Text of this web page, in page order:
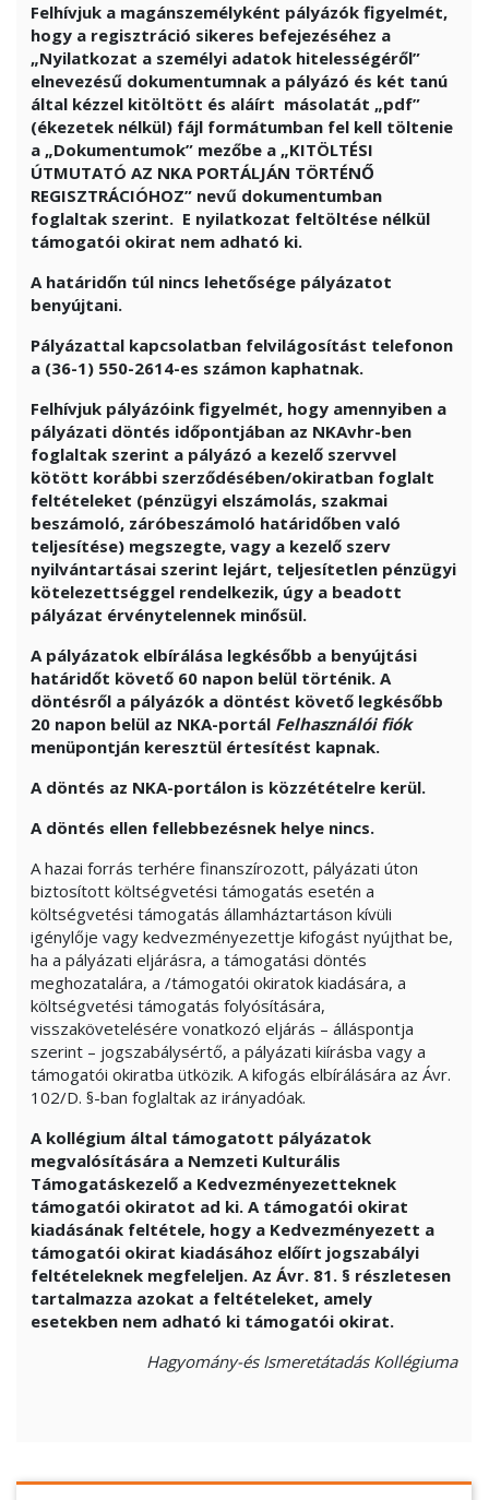
Felhívjuk a magánszemélyként pályázók figyelmét,
hogy a regisztráció sikeres befejezéséhez a
„Nyilatkozat a személyi adatok hitelességéről”
elnevezésű dokumentumnak a pályázó és két tanú
által kézzel kitöltött és aláírt másolatát „pdf”
(ékezetek nélkül) fájl formátumban fel kell töltenie
a „Dokumentumok” mezőbe a „KITÖLTÉSI
ÚTMUTATÓ AZ NKA PORTÁLJÁN TÖRTÉNŐ
REGISZTRÁCIÓHOZ” nevű dokumentumban
foglaltak szerint. E nyilatkozat feltöltése nélkül
támogatói okirat nem adható ki.
A határidőn túl nincs lehetősége pályázatot
benyújtani.
Pályázattal kapcsolatban felvilágosítást telefonon
a (36-1) 550-2614-es számon kaphatnak.
Felhívjuk pályázóink figyelmét, hogy amennyiben a
pályázati döntés időpontjában az NKAvhr-ben
foglaltak szerint a pályázó a kezelő szervvel
kötött korábbi szerződésében/okiratban foglalt
feltételeket (pénzügyi elszámolás, szakmai
beszámoló, záróbeszámoló határidőben való
teljesítése) megszegte, vagy a kezelő szerv
nyilvántartásai szerint lejárt, teljesítetlen pénzügyi
kötelezettséggel rendelkezik, úgy a beadott
pályázat érvénytelennek minősül.
A pályázatok elbírálása legkésőbb a benyújtási
határidőt követő 60 napon belül történik. A
döntésről a pályázók a döntést követő legkésőbb
20 napon belül az NKA-portál Felhasználói fiók
menüpontján keresztül értesítést kapnak.
A döntés az NKA-portálon is közzétételre kerül.
A döntés ellen fellebbezésnek helye nincs.
A hazai forrás terhére finanszírozott, pályázati úton
biztosított költségvetési támogatás esetén a
költségvetési támogatás államháztartáson kívüli
igénylője vagy kedvezményezettje kifogást nyújthat be,
ha a pályázati eljárásra, a támogatási döntés
meghozatalára, a /támogatói okiratok kiadására, a
költségvetési támogatás folyósítására,
visszakövetelésére vonatkozó eljárás – álláspontja
szerint – jogszabálysértő, a pályázati kiírásba vagy a
támogatói okiratba ütközik. A kifogás elbírálására az Ávr.
102/D. §-ban foglaltak az irányadóak.
A kollégium által támogatott pályázatok
megvalósítására a Nemzeti Kulturális
Támogatáskezelő a Kedvezményezetteknek
támogatói okiratot ad ki. A támogatói okirat
kiadásának feltétele, hogy a Kedvezményezett a
támogatói okirat kiadásához előírt jogszabályi
feltételeknek megfeleljen. Az Ávr. 81. § részletesen
tartalmazza azokat a feltételeket, amely
esetekben nem adható ki támogatói okirat.
Hagyomány-és Ismeretátadás Kollégiuma